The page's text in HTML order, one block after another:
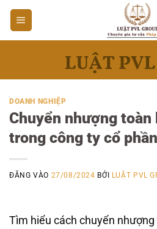
Bỏ
qua
nội
DOANH NGHIỆP
Chuyển nhượng toàn
trong công ty cổ phần
ĐĂNG VÀO 27/08/2024 BỞI LUẬT PVL
Tìm hiểu cách chuyển